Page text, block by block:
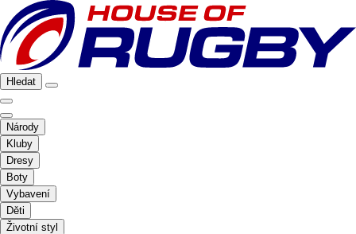
Hledat
Národy
Kluby
Dresy
Boty
Vybavení
Děti
Životní styl